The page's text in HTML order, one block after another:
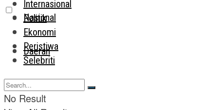
Nasional
Daerah
Internasional
Internasional
Politik
Ekonomi
Peristiwa
Selebriti
No Result